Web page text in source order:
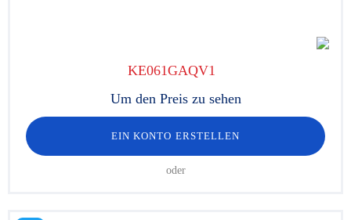
KE061GAQV1
Um den Preis zu sehen
EIN KONTO ERSTELLEN
oder